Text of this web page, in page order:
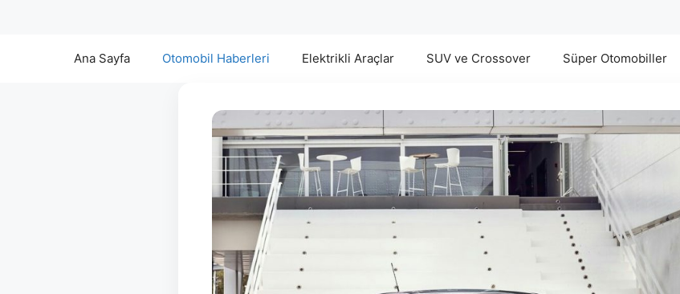
Ana Sayfa Otomobil Haberleri Elektrikli Araçlar SUV ve Crossover Süper Otomobiller